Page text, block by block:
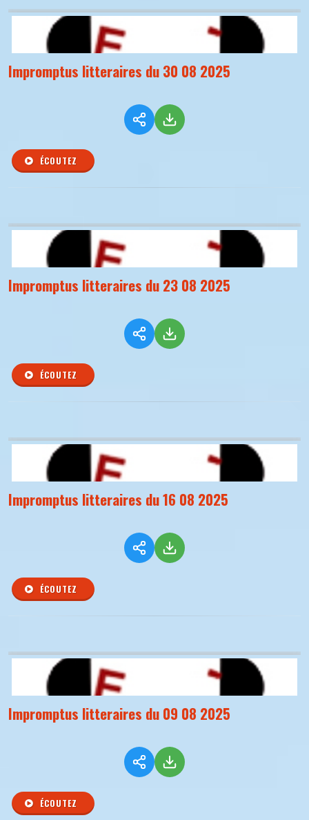
Impromptus litteraires du 30 08 2025
ÉCOUTEZ
Impromptus litteraires du 23 08 2025
ÉCOUTEZ
Impromptus litteraires du 16 08 2025
ÉCOUTEZ
Impromptus litteraires du 09 08 2025
ÉCOUTEZ